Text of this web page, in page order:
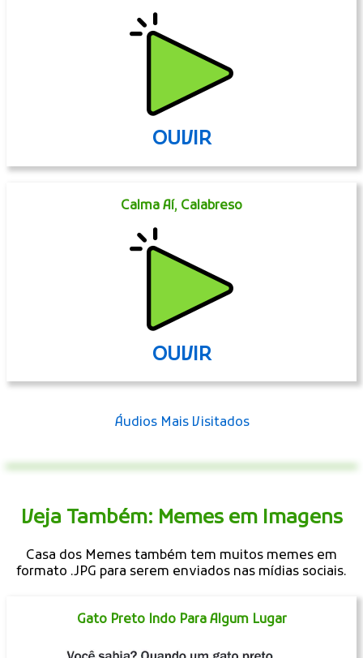
OUVIR
Calma Aí, Calabreso
OUVIR
Áudios Mais Visitados
Veja Também: Memes em Imagens
Casa dos Memes também tem muitos memes em
formato .JPG para serem enviados nas mídias sociais.
Gato Preto Indo Para Algum Lugar